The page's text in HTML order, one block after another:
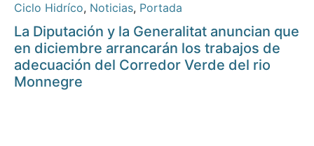
Ciclo Hidríco, Noticias, Portada
La Diputación y la Generalitat anuncian que
en diciembre arrancarán los trabajos de
adecuación del Corredor Verde del rio
Monnegre